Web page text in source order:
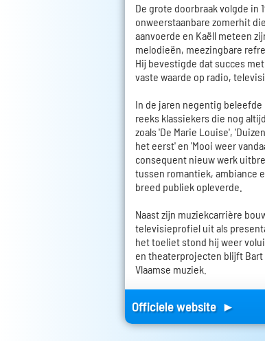
De grote doorbraak volgde in
onweerstaanbare zomerhit
aanvoerde en Kaëll meteen
melodieën, meezingbare
Hij bevestigde dat succes
vaste waarde op radio,
In de jaren negentig
reeks klassiekers die nog
zoals 'De Marie Louise',
het eerst' en 'Mooi weer
consequent nieuw werk
tussen romantiek, ambiance
breed publiek opleverde.
Naast zijn muziekcarrière
televisieprofiel uit als
het toeliet stond hij weer
en theaterprojecten blijft Bart
Vlaamse muziek.
Officiele website ►